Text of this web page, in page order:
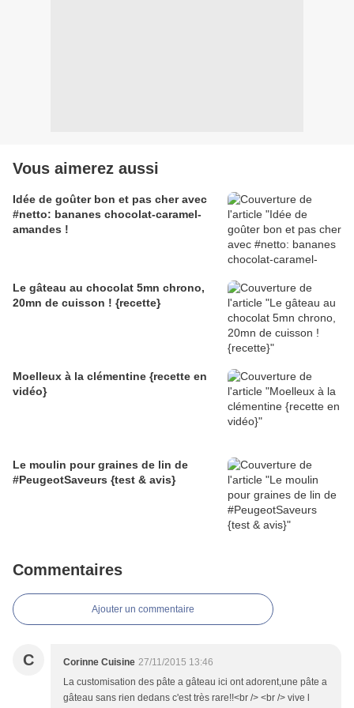
Vous aimerez aussi
Idée de goûter bon et pas cher avec
#netto: bananes chocolat-caramel-
amandes !
Le gâteau au chocolat 5mn chrono,
20mn de cuisson ! {recette}
Moelleux à la clémentine {recette en
vidéo}
Le moulin pour graines de lin de
#PeugeotSaveurs {test & avis}
Commentaires
Ajouter un commentaire
C Corinne Cuisine 27/11/2015 13:46
La customisation des pâte a gâteau ici ont adorent,une pâte a
gâteau sans rien dedans c'est très rare!!<br /> <br /> vive l